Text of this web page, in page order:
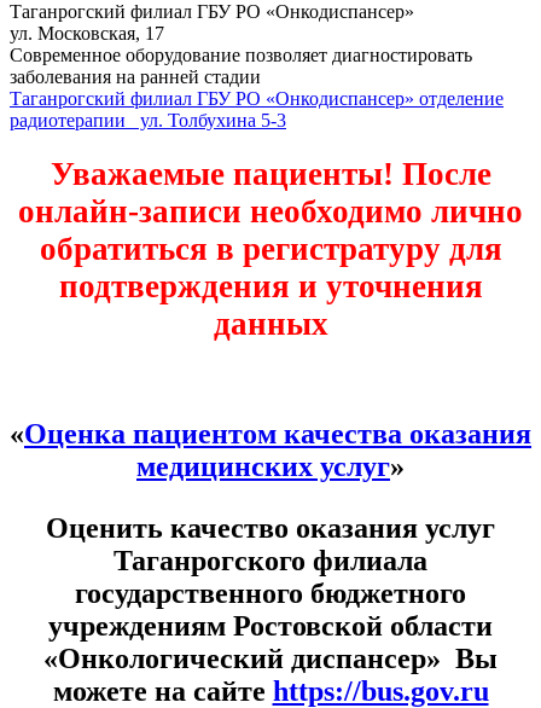
Таганрогский филиал ГБУ РО «Онкодиспансер»
ул. Московская, 17
Современное оборудование позволяет диагностировать
заболевания на ранней стадии
Таганрогский филиал ГБУ РО «Онкодиспансер» отделение
радиотерапии ул. Толбухина 5-3
Уважаемые пациенты! После
онлайн-записи необходимо лично
обратиться в регистратуру для
подтверждения и уточнения
данных
«Оценка пациентом качества оказания
медицинских услуг»
Оценить качество оказания услуг
Таганрогского филиала
государственного бюджетного
учреждениям Ростовской области
«Онкологический диспансер» Вы
можете на сайте https://bus.gov.ru